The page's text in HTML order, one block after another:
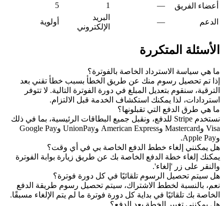
أعضاء الفريق —
1
5
الدعم
—
البريد
الإلكتروني
أولوية
الأسئلة المتكررة
ما هي سياسة الاسترداد الخاصة بالفوترة؟
إذا تم تحصيل رسوم منك عن طريق الخطأ بسبب خطأ تقني بعد
الترقية، سنقوم بتعديل المبلغ في دورة الفوترة التالية. لا تتوفر
استردادات، لذا يمكنك استكشاف الخدمة قبل الالتزام.
ما هي طرق الدفع التي تقبلونها؟
نستخدم Stripe للدفع، ونقبل جميع البطاقات الرئيسية، بما في ذلك
Visa وMastercard وAmerican Express وUnionPay وGoogle Pay
وApple Pay.
هل يمكنني إلغاء خطط الدفع الخاصة بي في أي وقت؟
يمكنك إلغاء خطة الدفع الخاصة بك عن طريق زيارة بوابة الفوترة
والنقر على زر 'إلغاء'.
هل سيتم تحصيل الرسوم تلقائيًا في كل دورة فوترة؟
نعم، بالنسبة لخطط الاشتراك، سيتم تحصيل رسوم طريقة الدفع
الخاصة بك تلقائيًا في بداية كل دورة فوترة ما لم يتم الإلغاء مسبقًا.